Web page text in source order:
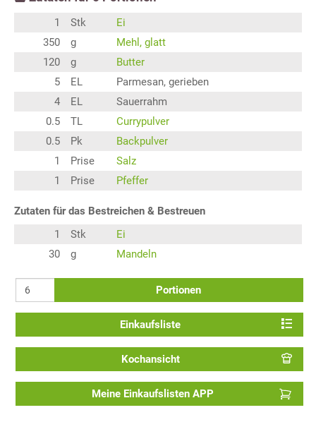
1 Stk
Ei
350
g
Mehl, glatt
120
g
Butter
5
EL
Parmesan, gerieben
4
EL
Sauerrahm
0.5
TL
Currypulver
0.5
Pk
Backpulver
1
Prise
Salz
1
Prise Pfeffer
Zutaten für das Bestreichen & Bestreuen
1
Stk
Ei
30
g Mandeln
Portionen
Einkaufsliste
Kochansicht
Meine Einkaufslisten APP